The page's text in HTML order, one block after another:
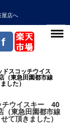
屋店へ
スコッチウイス
東急田園都市線
した）
ウイスキー 40
東急田園都市線
て頂きました）